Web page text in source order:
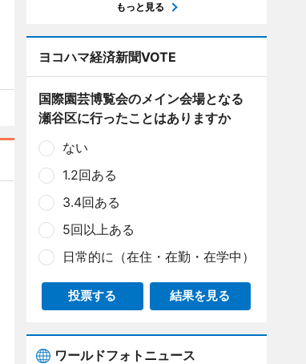
もっと見る
ヨコハマ経済新聞VOTE
国際園芸博覧会のメイン会場となる
瀬谷区に行ったことはありますか
ない
1.2回ある
3.4回ある
5回以上ある
日常的に（在住・在勤・在学中）
投票する 結果を見る
ワールドフォトニュース